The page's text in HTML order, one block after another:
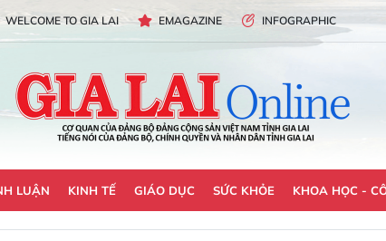
WELCOME TO GIA LAI EMAGAZINE INFOGRAPHIC
LUẬN KINH TẾ GIÁO DỤC SỨC KHỎE KHOA HỌC -